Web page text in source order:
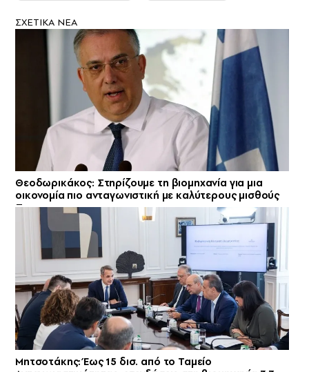
ΣXETIKA NEA
Θεοδωρικάκος: Στηρίζουμε τη βιομηχανία για μια
οικονομία πιο ανταγωνιστική με καλύτερους μισθούς
Μητσοτάκης: Έως 15 δισ. από το Ταμείο